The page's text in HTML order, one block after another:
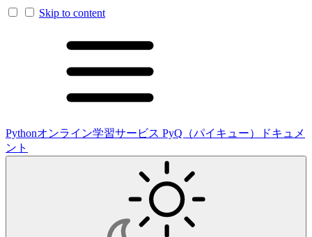
Skip to content
Pythonオンライン学習サービス PyQ（パイキュー）ドキュメ
ント